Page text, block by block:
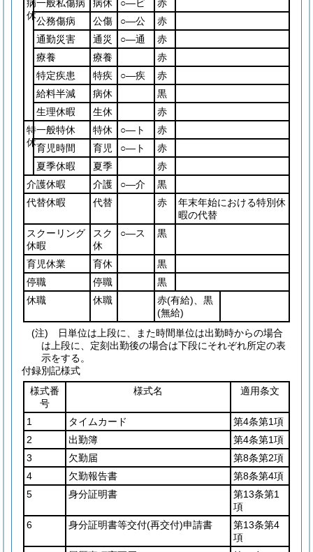
病
休
一般私傷病 病休 ○―ビ
赤
公務傷病
公傷 ○―公
赤
通勤災害
通災 ○―通
赤
療養
療養
赤
特定疾患
特疾 ○―疾
赤
給料半減
病休
黒
生理休暇
生休
赤
特
休
一般特休 特休 ○―ト
赤
育児時間
育児 ○―ト
赤
夏季休暇
夏季
赤
介護休暇
介護 ○―介
黒
代替休暇
代替 赤
年末年始における特別休
暇の代替
スクーリング
休暇
スク
休
○―ス 黒
育児休業 育休
黒
停職
停職
黒
休職
休職 赤(有給) 、黒
(無給)
(注) 日単位は上段に、また時間単位は出勤時からの場合
は上段に、定刻出勤後の場合は下段にそれぞれ所定の表
示をする。
付録別記様式
様式番
号
様式名 適用条文
1 タイムカード
第4条第1項
2
出勤簿
第4条第1項
3
欠勤届
第8条第2項
4
欠勤報告書
第8条第4項
5
身分証明書
第13条第1
項
6
身分証明書等交付(再交付)申請書
第13条第4
項